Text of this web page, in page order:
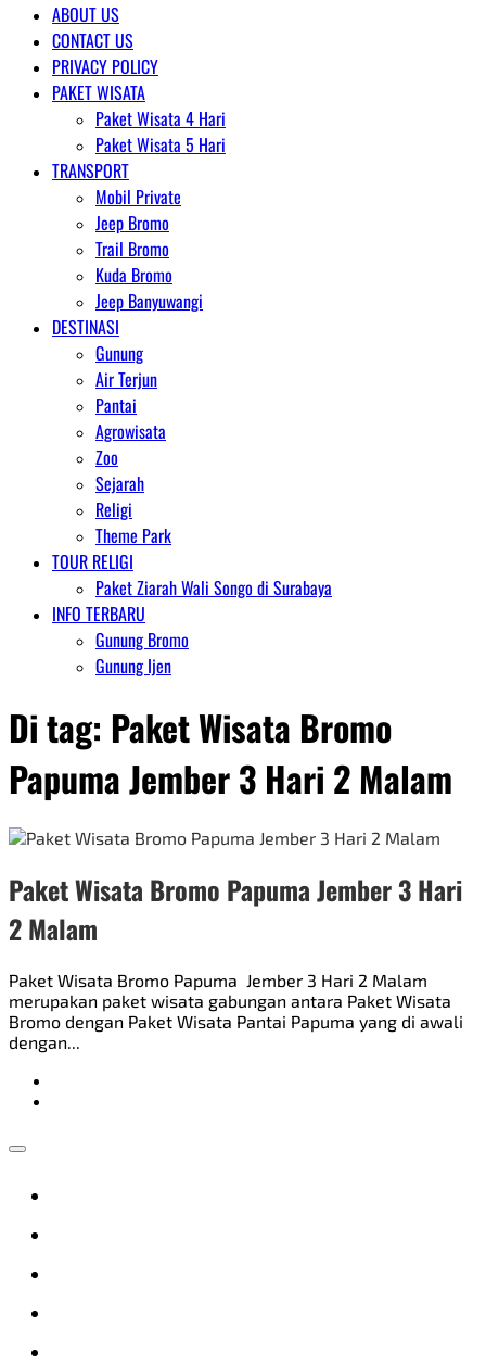
ABOUT US
CONTACT US
PRIVACY POLICY
PAKET WISATA
Paket Wisata 4 Hari
Paket Wisata 5 Hari
TRANSPORT
Mobil Private
Jeep Bromo
Trail Bromo
Kuda Bromo
Jeep Banyuwangi
DESTINASI
Gunung
Air Terjun
Pantai
Agrowisata
Zoo
Sejarah
Religi
Theme Park
TOUR RELIGI
Paket Ziarah Wali Songo di Surabaya
INFO TERBARU
Gunung Bromo
Gunung Ijen
Di tag: Paket Wisata Bromo
Papuma Jember 3 Hari 2 Malam
Paket Wisata Bromo Papuma Jember 3 Hari
2 Malam
Paket Wisata Bromo Papuma Jember 3 Hari 2 Malam
merupakan paket wisata gabungan antara Paket Wisata
Bromo dengan Paket Wisata Pantai Papuma yang di awali
dengan...